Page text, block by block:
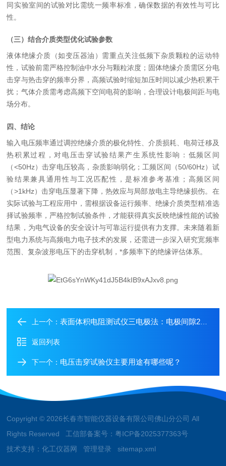
同实验室间的试验对比需统一频率标准，确保数据的有效性与可比
性。
（三）结合介质类型优化试验参数
液体绝缘介质（如变压器油）需重点关注低频下杂质颗粒的运动特
性，试验前需严格控制油中水分与颗粒浓度；固体绝缘介质需区分电
击穿与热击穿的频率分界，高频试验时缩短加压时间以减少热积累干
扰；气体介质需考虑高频下空间电荷的影响，合理设计电极间距与电
场分布。
四、结论
输入电压频率通过调控绝缘介质的极化特性、介质损耗、电荷迁移及
热积累过程，对电压击穿试验结果产生系统性影响：低频区间
（<50Hz）击穿电压较高，杂质影响弱化；工频区间（50/60Hz）试
验结果兼具通用性与工况匹配性，是标准参考基准；高频区间
（>1kHz）击穿电压显著下降，热效应与局部放电主导绝缘损伤。在
实际试验与工程应用中，需根据设备运行频率、绝缘介质类型精准选
择试验频率，严格控制试验条件，才能获得真实反映绝缘性能的试验
结果，为电气设备的安全设计与可靠运行提供有力支撑。未来随着新
型电力系统与高频电力电子技术的发展，还需进一步深入研究宽频率
范围、复杂波形电压下的击穿机制，*多频率下的绝缘评估体系。
上一个：表面体积电阻测试仪三电极法：电极间隙2mm与5mm的选择及影响分析
返回列表
下一个： 电压击穿试验仪主要用途有哪些呢？
Copyright © 2026长春市智能仪器设备有限公司佛山分公司 All
Rights Reserved 工信部备案号： 粤ICP备2025377363号
技术支持：化工仪器网 管理登录 sitemap.xml